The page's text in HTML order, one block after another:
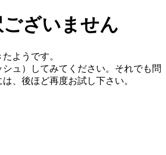
ざいません
ようです。
ュ）してみてください。それでも問
、後ほど再度お試し下さい。